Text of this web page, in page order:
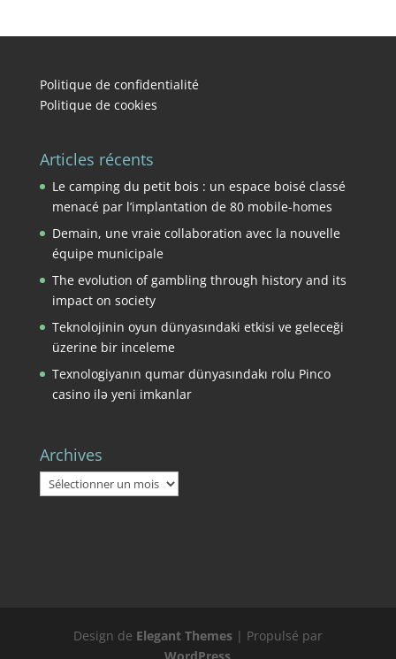
Politique de confidentialité
Politique de cookies
Articles récents
Le camping du petit bois : un espace boisé classé
menacé par l’implantation de 80 mobile-homes
Demain, une vraie collaboration avec la nouvelle
équipe municipale
The evolution of gambling through history and its
impact on society
Teknolojinin oyun dünyasındaki etkisi ve geleceği
üzerine bir inceleme
Texnologiyanın qumar dünyasındakı rolu Pinco
casino ilə yeni imkanlar
Archives
Archives
Design de Elegant Themes| Propulsé par